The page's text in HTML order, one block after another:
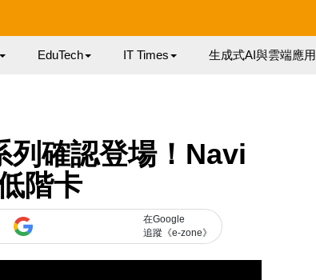
EduTech IT Times 生成式AI與雲端應用
確認登場！Navi
階卡
在Google
追蹤《e-zone》